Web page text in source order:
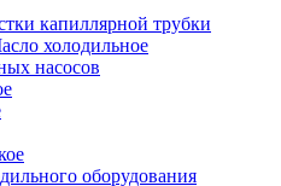
капиллярной трубки
холодильное
насосов